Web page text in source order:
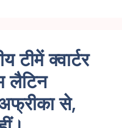
टीमें क्वार्टर
लैटिन
से,